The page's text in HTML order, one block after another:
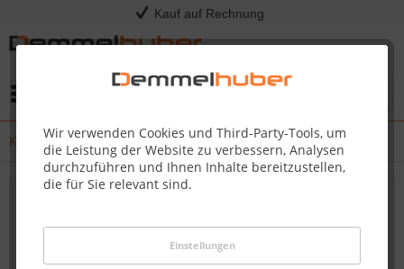
Kauf auf Rechnung
Wir verwenden Cookies und Third-Party-Tools, um
die Leistung der Website zu verbessern, Analysen
durchzuführen und Ihnen Inhalte bereitzustellen,
die für Sie relevant sind.
Einstellungen
Kress - Release Notes
für Ihren Kress Mission RTKn – Bleiben Sie
immer auf dem Laufenden